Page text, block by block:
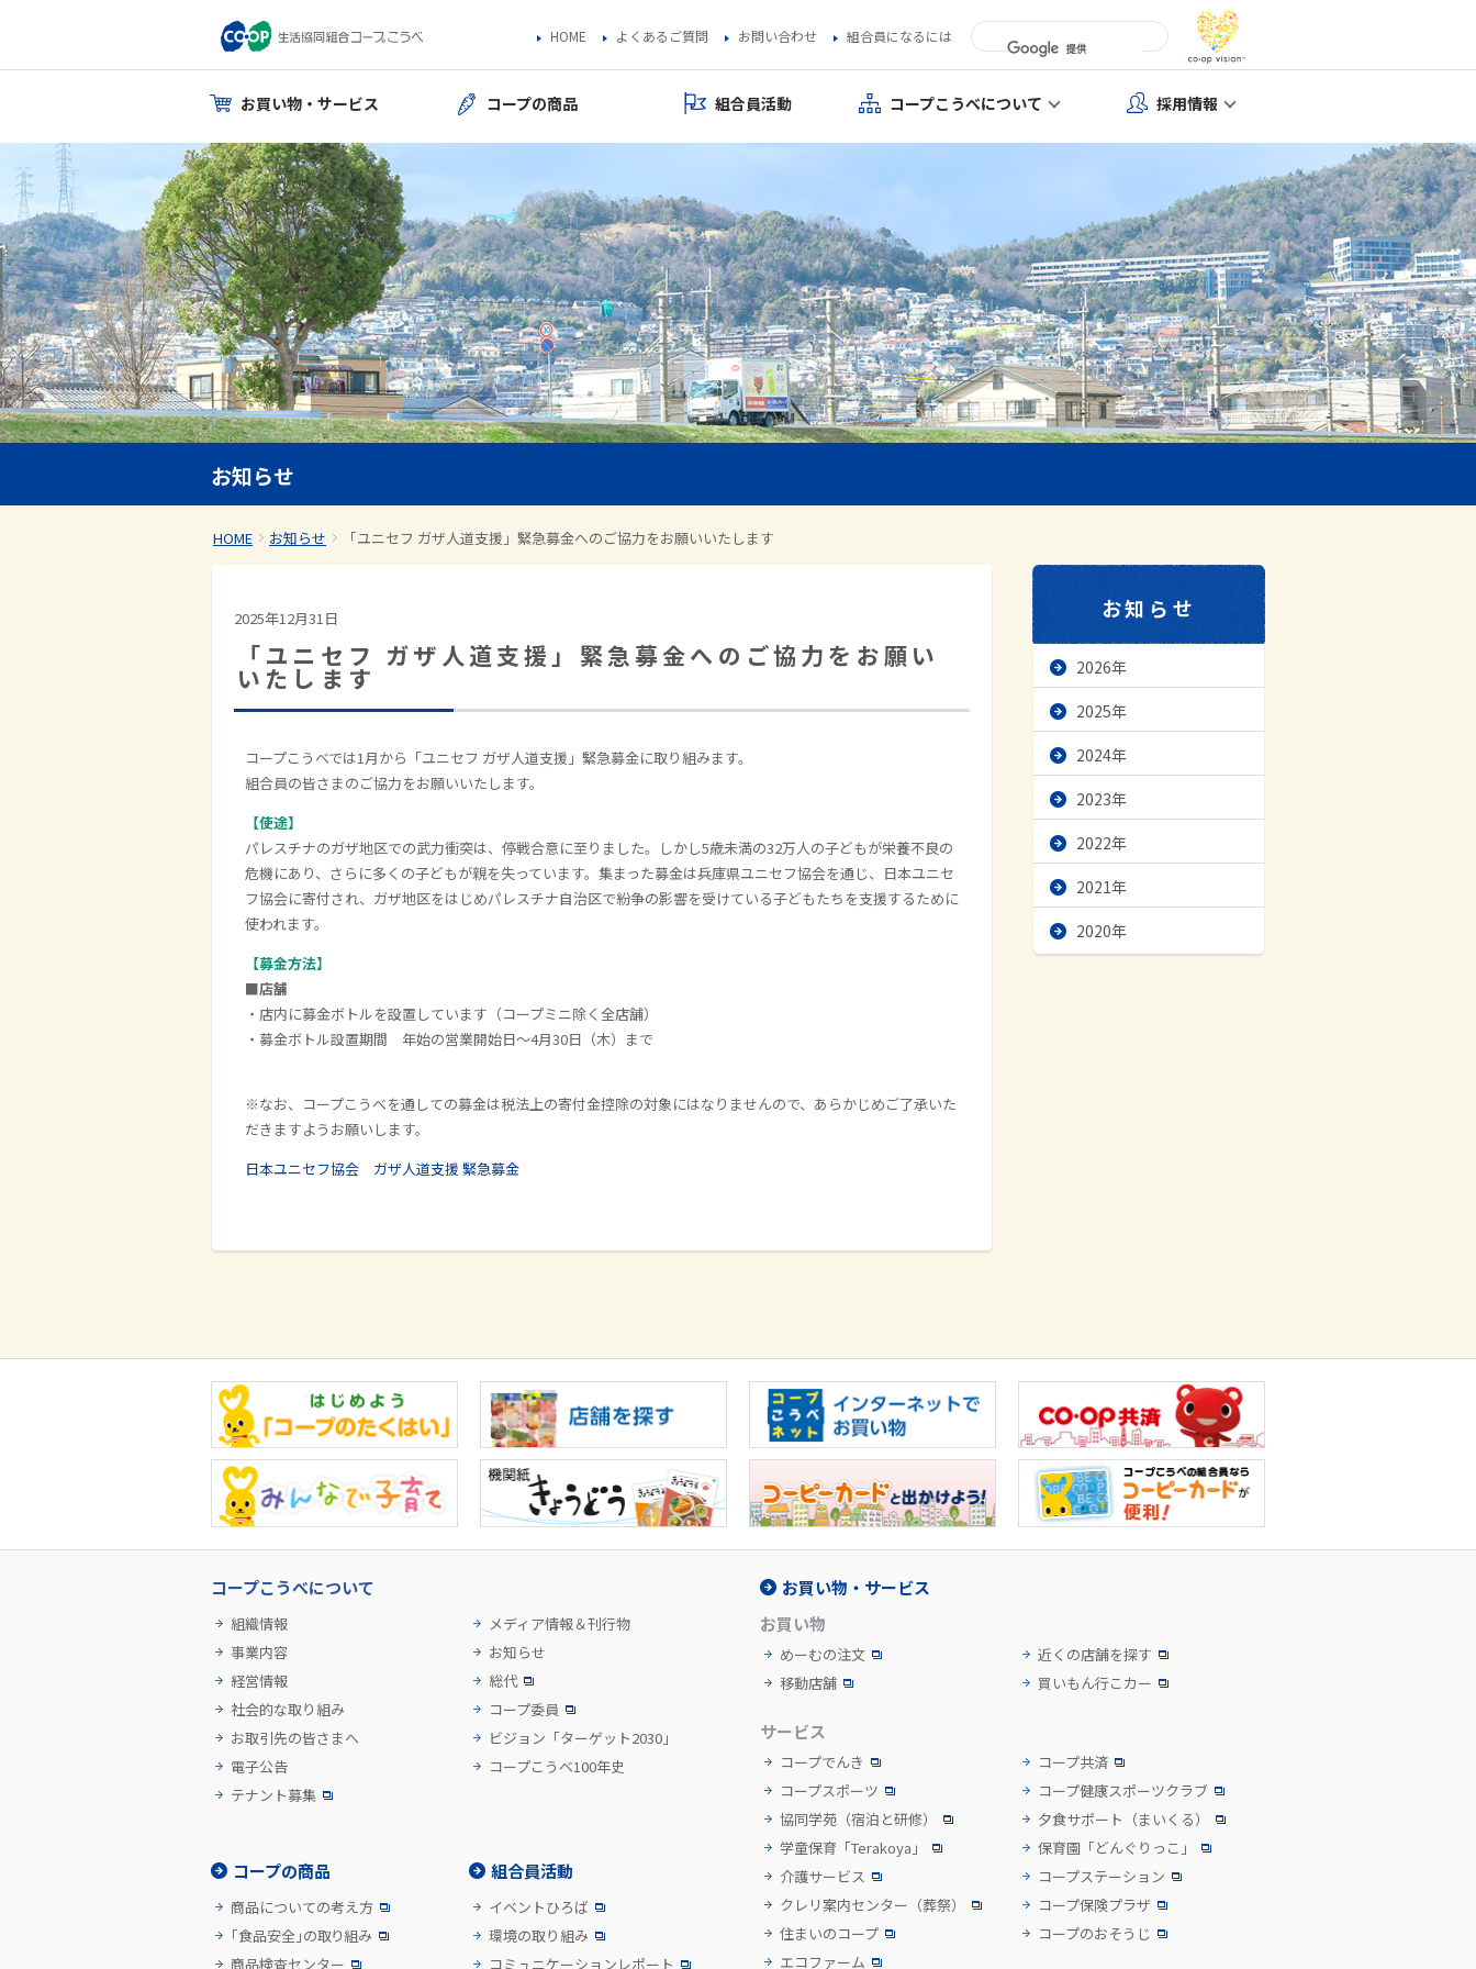
HOME よくあるご質問 お問い合わせ 組合員になるには
お買い物・サービス コープの商品 組合員活動 コープこうべについて 採用情報
お知らせ
HOME お知らせ 「ユニセフ ガザ人道支援」緊急募金へのご協力をお願いいたします
お知らせ
2026年
2025年
2024年
2023年
2022年
2021年
2020年
2025年12月31日
「ユニセフ ガザ人道支援」緊急募金へのご協力をお願い
いたします
コープこうべでは1月から「ユニセフ ガザ人道支援」緊急募金に取り組みます。
組合員の皆さまのご協力をお願いいたします。
【使途】
パレスチナのガザ地区での武力衝突は、停戦合意に至りました。しかし5歳未満の32万人の子どもが栄養不良の
危機にあり、さらに多くの子どもが親を失っています。集まった募金は兵庫県ユニセフ協会を通じ、日本ユニセ
フ協会に寄付され、ガザ地区をはじめパレスチナ自治区で紛争の影響を受けている子どもたちを支援するために
使われます。
【募金方法】
■店舗
・店内に募金ボトルを設置しています（コープミニ除く全店舗）
・募金ボトル設置期間 年始の営業開始日～4月30日（木）まで
※なお、コープこうべを通しての募金は税法上の寄付金控除の対象にはなりませんので、あらかじめご了承いた
だきますようお願いします。
日本ユニセフ協会 ガザ人道支援 緊急募金
コープこうべについて
組織情報
事業内容
経営情報
社会的な取り組み
お取引先の皆さまへ
電子公告
テナント募集
メディア情報＆刊行物
お知らせ
総代
コープ委員
ビジョン「ターゲット2030」
コープこうべ100年史
コープの商品
商品についての考え方
「食品安全」の取り組み
商品検査センター
組合員活動
イベントひろば
環境の取り組み
コミュニケーションレポート
お買い物・サービス
お買い物
めーむの注文
移動店舗
近くの店舗を探す
買いもん行こカー
サービス
コープでんき
コープ共済
コープスポーツ
コープ健康スポーツクラブ
協同学苑 （宿泊と研修） 夕食サポート （まいくる）
学童保育「Terakoya」
保育園「どんぐりっこ」
介護サービス
コープステーション
クレリ案内センター （葬祭）
コープ保険プラザ
住まいのコープ
コープのおそうじ
エコファーム